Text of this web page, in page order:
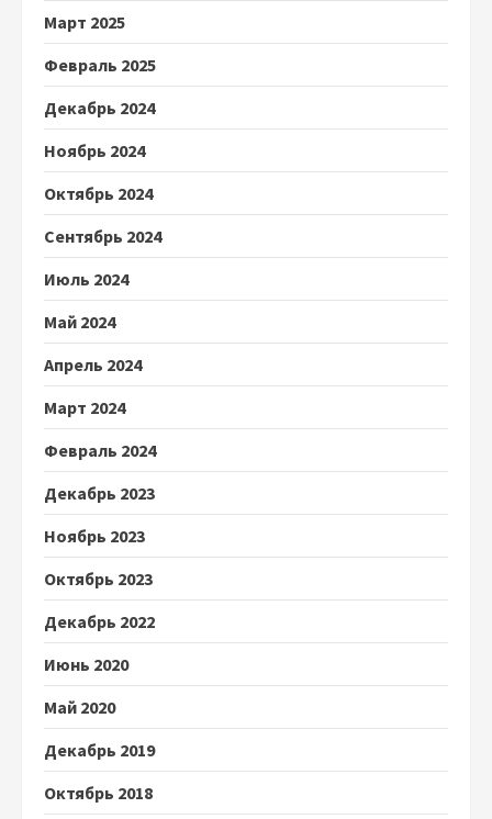
Март 2025
Февраль 2025
Декабрь 2024
Ноябрь 2024
Октябрь 2024
Сентябрь 2024
Июль 2024
Май 2024
Апрель 2024
Март 2024
Февраль 2024
Декабрь 2023
Ноябрь 2023
Октябрь 2023
Декабрь 2022
Июнь 2020
Май 2020
Декабрь 2019
Октябрь 2018